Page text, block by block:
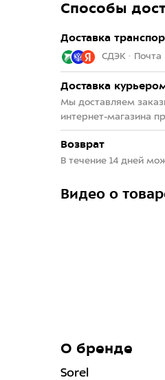
Способы
Доставка
СДЭК · Почта
Доставка
Мы доставляем
интернет-магазина
Возврат
В течение 14 дней
Видео о
О бренде
Sorel